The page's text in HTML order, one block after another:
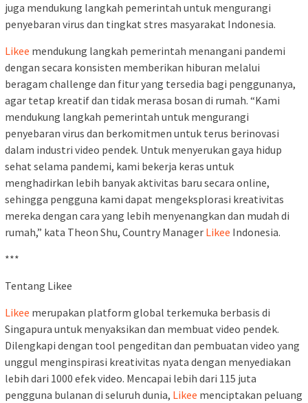
juga mendukung langkah pemerintah untuk mengurangi
penyebaran virus dan tingkat stres masyarakat Indonesia.
Likee mendukung langkah pemerintah menangani pandemi
dengan secara konsisten memberikan hiburan melalui
beragam challenge dan fitur yang tersedia bagi penggunanya,
agar tetap kreatif dan tidak merasa bosan di rumah. “Kami
mendukung langkah pemerintah untuk mengurangi
penyebaran virus dan berkomitmen untuk terus berinovasi
dalam industri video pendek. Untuk menyerukan gaya hidup
sehat selama pandemi, kami bekerja keras untuk
menghadirkan lebih banyak aktivitas baru secara online,
sehingga pengguna kami dapat mengeksplorasi kreativitas
mereka dengan cara yang lebih menyenangkan dan mudah di
rumah,” kata Theon Shu, Country Manager Likee Indonesia.
***
Tentang Likee
Likee merupakan platform global terkemuka berbasis di
Singapura untuk menyaksikan dan membuat video pendek.
Dilengkapi dengan tool pengeditan dan pembuatan video yang
unggul menginspirasi kreativitas nyata dengan menyediakan
lebih dari 1000 efek video. Mencapai lebih dari 115 juta
pengguna bulanan di seluruh dunia, Likee menciptakan peluang